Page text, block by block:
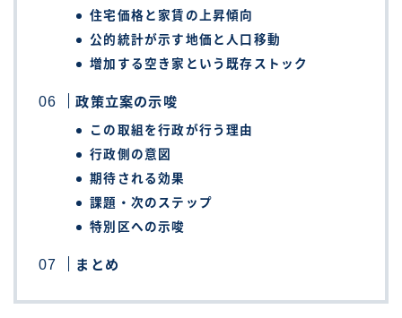
住宅価格と家賃の上昇傾向
公的統計が示す地価と人口移動
増加する空き家という既存ストック
政策立案の示唆
この取組を行政が行う理由
行政側の意図
期待される効果
課題・次のステップ
特別区への示唆
まとめ